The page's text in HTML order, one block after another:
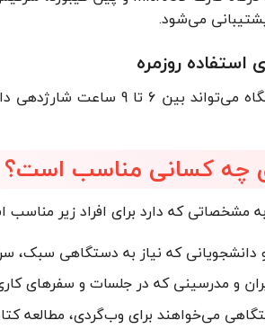
می‌شود.
استفاده روزمره
در استفاده ترکیبی، این
مشخصاتی که دارد برای افراد زیر
که نیاز به دستگاهی سبک،
و مدرسینی که در جلسات و سفرهای
می‌خواهند برای وب‌گردی، مطالعه